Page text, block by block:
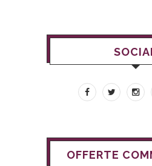
OFFERTE